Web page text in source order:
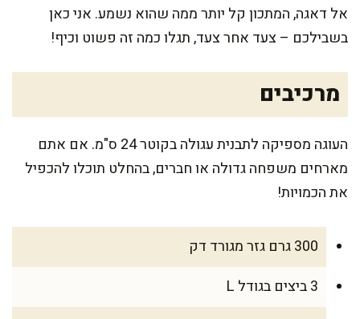
אל דאגה, המתכון קל יותר ממה שהוא נשמע. אני כאן
בשבילכם – צעד אחר צעד, תגלו כמה זה פשוט וכיף!
מרכיבים
העוגה מספיקה לתבנית עגולה בקוטר 24 ס"מ. אם אתם
מארחים משפחה גדולה או חברים, בהחלט תוכלו להכפיל
את הכמויות!
300 גרם גזר מגורד דק
3 ביצים בגודל L